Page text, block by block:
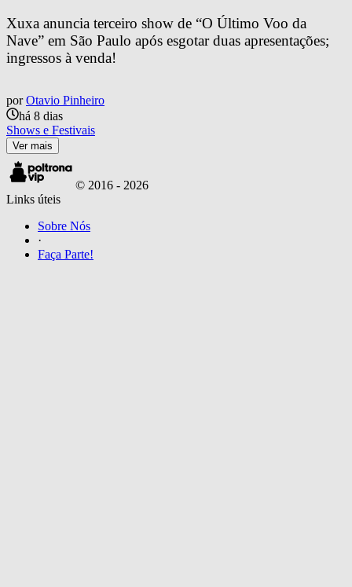
Xuxa anuncia terceiro show de “O Último Voo da
Nave” em São Paulo após esgotar duas apresentações;
ingressos à venda!
por Otavio Pinheiro
há 8 dias
Shows e Festivais
Ver mais
© 2016 - 2026
Links úteis
Sobre Nós
·
Faça Parte!